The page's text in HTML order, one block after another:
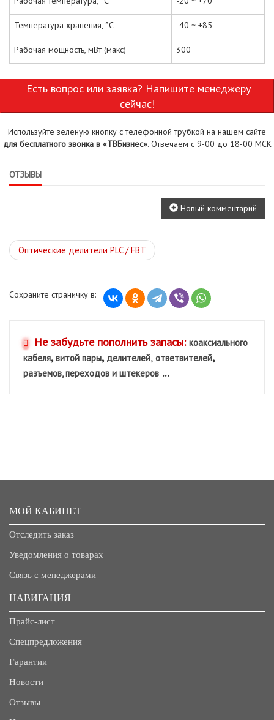
Температура хранения, °С -40 ~ +85
Рабочая мощность, мВт (макс) 300
сейчас!
Используйте зеленую кнопку с телефонной трубкой на нашем сайте
для бесплатного звонка в «ТВБизнес». Отвечаем с 9-00 до 18-00 МСК
ОТЗЫВЫ
Новый комментарий
Оптические делители PLC / FBT
Сохраните страничку в:
Не забудьте пополнить запасы: коаксиального
кабеля,витой пары, делителей, ответвителей,
разъемов, переходов и штекеров ...
МОЙ КАБИНЕТ
Отследить заказ
Уведомления о товарах
Связь с менеджерами
НАВИГАЦИЯ
Прайс-лист
Спецпредложения
Гарантии
Новости
Отзывы